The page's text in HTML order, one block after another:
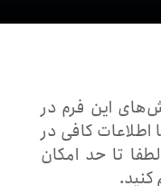
این فرم در
اطلاعات کافی در
تا حد امکان
کنید.